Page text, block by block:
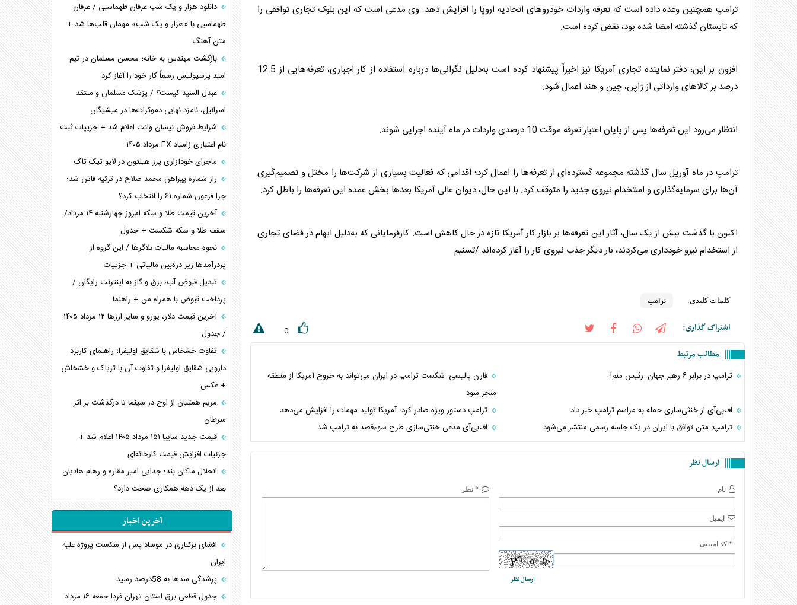
ترامپ همچنین وعده داده است که تعرفه واردات خودروهای اتحادیه اروپا را افزایش دهد. وی مدعی است که این بلوک تجاری توافقی را
که تابستان گذشته امضا شده بود، نقض کرده است.
افزون بر این، دفتر نماینده تجاری آمریکا نیز اخیراً پیشنهاد کرده است به‌دلیل نگرانی‌ها درباره استفاده از کار اجباری، تعرفه‌هایی از 12.5
درصد بر کالاهای وارداتی از ژاپن، چین و هند اعمال شود.
انتظار می‌رود این تعرفه‌ها پس از پایان اعتبار تعرفه موقت 10 درصدی واردات در ماه آینده اجرایی شوند.
ترامپ در ماه آوریل سال گذشته مجموعه گسترده‌ای از تعرفه‌ها را اعمال کرد؛ اقدامی که فعالیت بسیاری از شرکت‌ها را مختل و تصمیم‌گیری
آن‌ها برای سرمایه‌گذاری و استخدام نیروی جدید را متوقف کرد. با این حال، دیوان عالی آمریکا بعدها بخش عمده این تعرفه‌ها را باطل کرد.
اکنون با گذشت بیش از یک سال، آثار این تعرفه‌ها بر بازار کار آمریکا تازه در حال کاهش است. کارفرمایانی که به‌دلیل ابهام در فضای تجاری
از استخدام نیرو خودداری می‌کردند، بار دیگر جذب نیروی کار را آغاز کرده‌اند./تسنیم
کلمات کلیدی: ترامپ
اشتراک گذاری: 0
مطالب مرتبط
ترامپ در برابر ۶ رهبر جهان: رئیس منم!
فارن پالیسی: شکست ترامپ در ایران می‌تواند به خروج آمریکا از منطقه
منجر شود
اف‌بی‌آی از خنثی‌سازی حمله به مراسم ترامپ خبر داد
ترامپ دستور ویژه صادر کرد؛ آمریکا تولید مهمات را افزایش می‌دهد
ترامپ: متن توافق با ایران در یک جلسه رسمی منتشر می‌شود
اف‌بی‌آی مدعی خنثی‌سازی طرح سوءقصد به ترامپ شد
ارسال نظر
نام
ایمیل
* کد امنیتی
* نظر
چرا کویت به دنبال شریک امنیتی جدید است؟
اعتراف غرب به قدرت ایران در تثبیت معادلات
خطای راهبردی ترامپ مقابل برزیل
متن و حاشیه سفر نتانیاهو به آمریکا
دانلود هزار و یک شب عرفان طهماسبی / عرفان
طهماسبی با «هزار و یک شب» مهمان قلب‌ها شد +
متن آهنگ
بازگشت مهندس به خانه؛ محسن مسلمان در تیم
امید پرسپولیس رسماً کار خود را آغاز کرد
عبدل السید کیست؟ / پزشک مسلمان و منتقد
اسرائیل، نامزد نهایی دموکرات‌ها در میشیگان
شرایط فروش نیسان وانت اعلام شد + جزییات ثبت
نام اعتباری زامیاد EX مرداد ۱۴۰۵
ماجرای خودآزاری پرز هیلتون در لایو تیک تاک
راز شماره پیراهن محمد صلاح در ترکیه فاش شد؛
چرا فرعون شماره ۶۱ را انتخاب کرد؟
آخرین قیمت طلا و سکه امروز چهارشنبه ۱۴ مرداد/
سقف طلا و سکه شکست + جدول
نحوه محاسبه مالیات بلاگر‌ها / این گروه از
پردرآمد‌ها زیر ذره‌بین مالیاتی + جزییات
تبدیل قبوض آب، برق و گاز به اینترنت رایگان /
پرداخت قبوض با همراه من + راهنما
آخرین قیمت دلار، یورو و سایر ارز‌ها ۱۲ مرداد ۱۴۰۵
/ جدول
تفاوت خشخاش با شقایق اولیفرا؛ راهنمای کاربرد
دارویی شقایق اولیفرا و تفاوت آن با تریاک و خشخاش
+ عکس
مریم همتیان از اوج در سینما تا درگذشت بر اثر
سرطان
قیمت جدید سایپا ۱۵۱ مرداد ۱۴۰۵ اعلام شد +
جزئیات افزایش قیمت کارخانه‌ای
انحلال ماکان بند؛ جدایی امیر مقاره و رهام هادیان
بعد از یک دهه همکاری صحت دارد؟
آخرین اخبار
افشای برکناری در موساد پس از شکست پروژه علیه
ایران
پرشدگی سدها به 58درصد رسید
جدول قطعی برق استان تهران فردا جمعه ۱۶ مرداد